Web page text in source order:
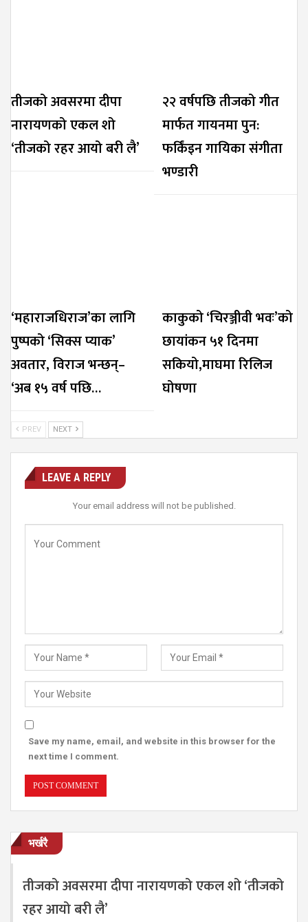
तीजको अवसरमा दीपा
नारायणको एकल शो
‘तीजको रहर आयो बरी लै’
२२ वर्षपछि तीजको गीत
मार्फत गायनमा पुन:
फर्किंइन गायिका संगीता
भण्डारी
‘महाराजधिराज’का लागि
पुष्पको ‘सिक्स प्याक’
अवतार, विराज भन्छन्–
‘अब १५ वर्ष पछि…
काकुको ‘चिरञ्जीवी भवः’को
छायांकन ५१ दिनमा
सकियो,माघमा रिलिज
घोषणा
PREV NEXT
LEAVE A REPLY
Your email address will not be published.
Save my name, email, and website in this browser for the
next time I comment.
भर्खरै
तीजको अवसरमा दीपा नारायणको एकल शो ‘तीजको
रहर आयो बरी लै’